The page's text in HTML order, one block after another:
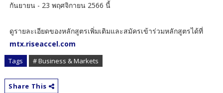
กันยายน - 23 พฤศจิกายน 2566 นี้
ดูรายละเอียดของหลักสูตรเพิ่มเติมและสมัครเข้าร่วมหลักสูตรได้ที่
mtx.riseaccel.com
Tags # Business & Markets
Share This